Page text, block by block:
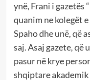
ynë, Frani i gazetës
quanim ne kolegët
Spaho dhe unë, që
saj. Asaj gazete, që
pasur në krye
shqiptare